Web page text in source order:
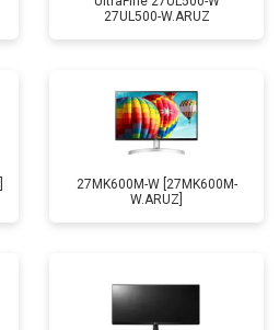
27UL500-W.ARUZ
27MK600M-W [27MK600M-
W.ARUZ]